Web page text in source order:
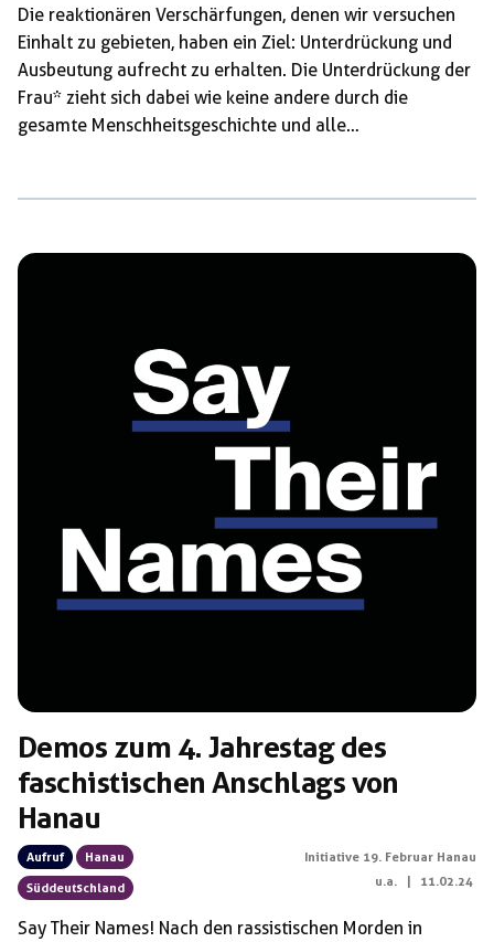
Die reaktionären Verschärfungen, denen wir versuchen
Einhalt zu gebieten, haben ein Ziel: Unterdrückung und
Ausbeutung aufrecht zu erhalten. Die Unterdrückung der
Frau* zieht sich dabei wie keine andere durch die
gesamte Menschheitsgeschichte und alle
Frau* ist wichtige Grundlage für die
Patriarchat ist ein zentraler Bestandteil jeder weiteren
Epoche unserer Zeit; also […]
Demos zum 4. Jahrestag des
faschistischen Anschlags von
Hanau
Aufruf
Hanau
Süddeutschland
Initiative 19. Februar Hanau
u.a.
11.02.24
Say Their Names! Nach den rassistischen Morden in